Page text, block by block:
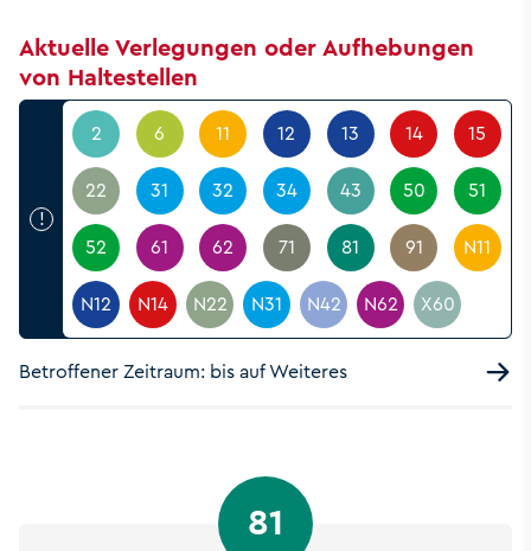
Aktuelle Verlegungen oder Aufhebungen
von Haltestellen
!
2 6 11 12 13 14 15
22 31 32 34 43 50 51
52 61 62 71 81 91 N11
N12 N14 N22 N31 N42 N62 X60
Betroffener Zeitraum: bis auf Weiteres
81